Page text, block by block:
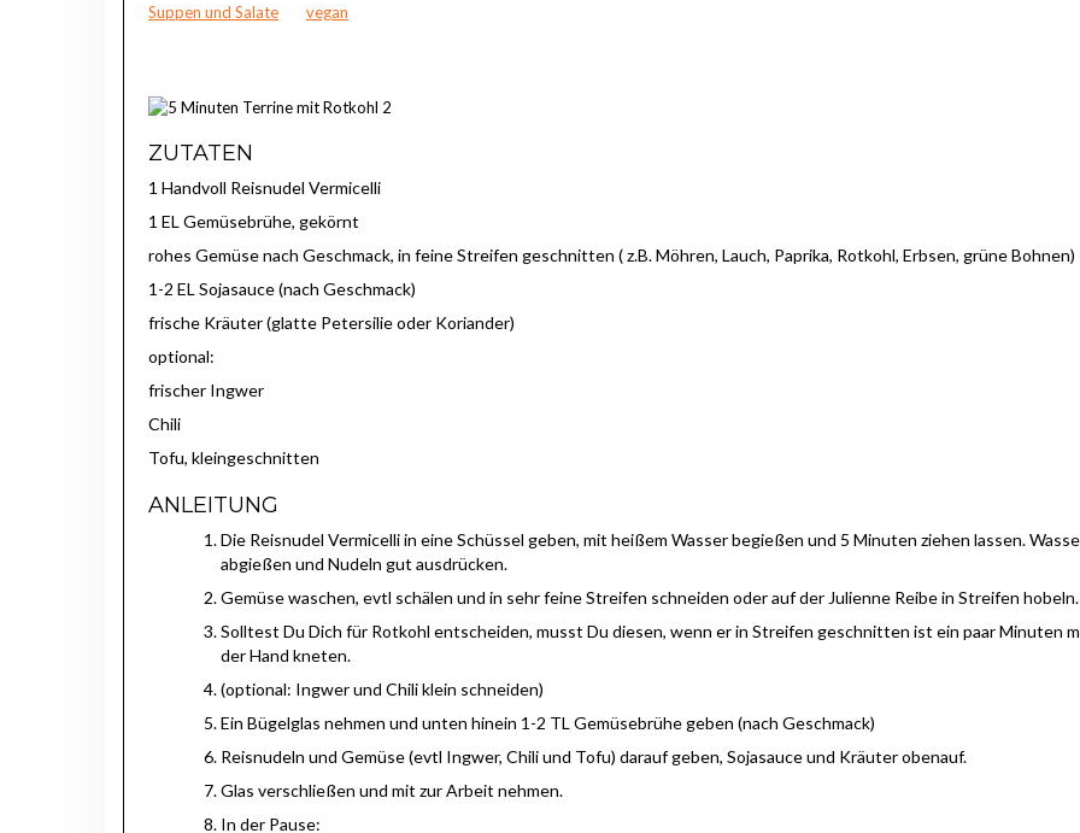
Suppen und Salate vegan
ZUTATEN
1 Handvoll Reisnudel Vermicelli
1 EL Gemüsebrühe, gekörnt
rohes Gemüse nach Geschmack, in feine Streifen geschnitten ( z.B. Möhren, Lauch, Paprika, Rotkohl, Erbsen, grüne Bohnen)
1-2 EL Sojasauce (nach Geschmack)
frische Kräuter (glatte Petersilie oder Koriander)
optional:
frischer Ingwer
Chili
Tofu, kleingeschnitten
ANLEITUNG
Die Reisnudel Vermicelli in eine Schüssel geben, mit heißem Wasser begießen und 5 Minuten ziehen lassen.
abgießen und Nudeln gut ausdrücken.
Gemüse waschen, evtl schälen und in sehr feine Streifen schneiden oder auf der Julienne Reibe in Streifen hobeln.
Solltest Du Dich für Rotkohl entscheiden, musst Du diesen, wenn er in Streifen geschnitten ist ein paar Minuten
der Hand kneten.
(optional: Ingwer und Chili klein schneiden)
Ein Bügelglas nehmen und unten hinein 1-2 TL Gemüsebrühe geben (nach Geschmack)
Reisnudeln und Gemüse (evtl Ingwer, Chili und Tofu) darauf geben, Sojasauce und Kräuter obenauf.
Glas verschließen und mit zur Arbeit nehmen.
In der Pause: